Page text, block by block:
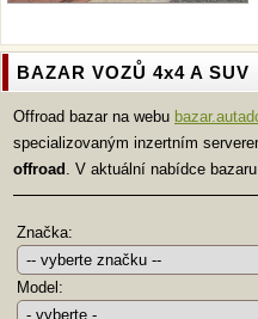
BAZAR VOZŮ 4x4 A SUV
Offroad bazar na webu
specializovaným inzertním
offroad . V aktuální nabídce
Značka:
Model: